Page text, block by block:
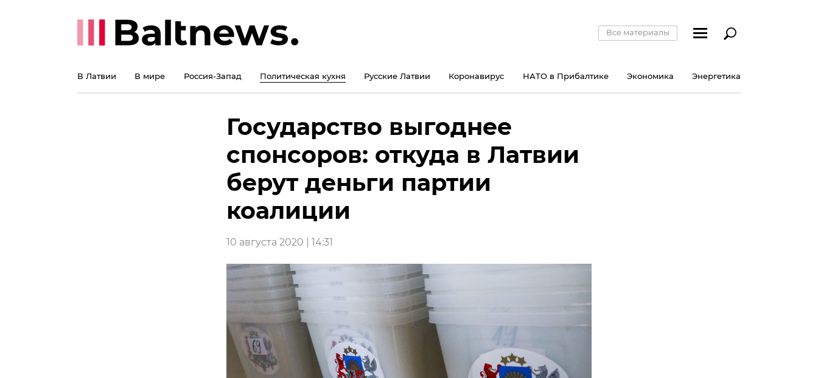
Все материалы
В Латвии В мире Россия-Запад Политическая кухня Русские Латвии Коронавирус НАТО в Прибалтике Экономика Энергетика
Государство выгоднее
спонсоров: откуда в Латвии
берут деньги партии
коалиции
10 августа 2020 | 14:31